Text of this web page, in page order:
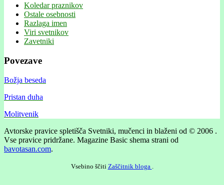
Koledar praznikov
Ostale osebnosti
Razlaga imen
Viri svetnikov
Zavetniki
Povezave
Božja beseda
Pristan duha
Molitvenik
Avtorske pravice spletišča Svetniki, mučenci in blaženi od © 2006 .
Vse pravice pridržane. Magazine Basic shema strani od
bavotasan.com.
Vsebino ščiti Zaščitnik bloga